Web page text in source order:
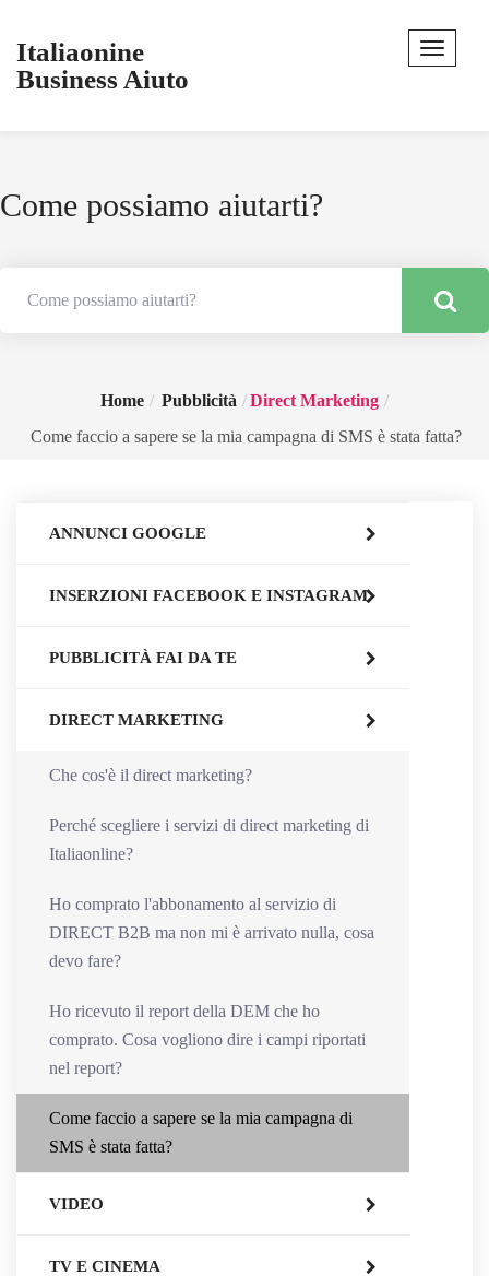
Italiaonine
Business Aiuto
Come possiamo aiutarti?
Home Pubblicità
Direct Marketing
Come faccio a sapere se la mia campagna di SMS è stata fatta?
ANNUNCI GOOGLE
INSERZIONI FACEBOOK E INSTAGRAM
PUBBLICITÀ FAI DA TE
DIRECT MARKETING
Che cos'è il direct marketing?
Perché scegliere i servizi di direct marketing di
Italiaonline?
Ho comprato l'abbonamento al servizio di
DIRECT B2B ma non mi è arrivato nulla, cosa
devo fare?
Ho ricevuto il report della DEM che ho
comprato. Cosa vogliono dire i campi riportati
nel report?
Come faccio a sapere se la mia campagna di
SMS è stata fatta?
VIDEO
TV E CINEMA